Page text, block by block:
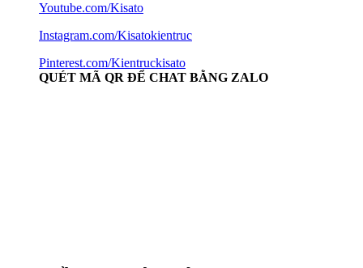
Youtube.com/Kisato
Instagram.com/Kisatokientruc
Pinterest.com/Kientruckisato
QUÉT MÃ QR ĐỂ CHAT BẰNG ZALO